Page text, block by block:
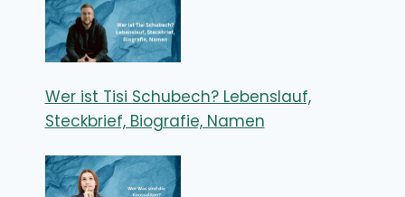
Wer ist Tisi Schubech? Lebenslauf,
Steckbrief, Biografie, Namen